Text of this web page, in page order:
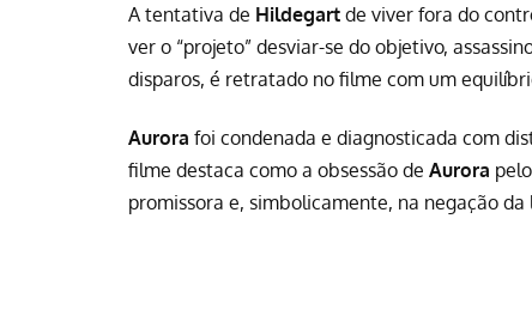
A tentativa de Hildegart de viver fora do
ver o “projeto” desviar-se do objetivo,
disparos, é retratado no filme com um
Aurora foi condenada e diagnosticada com
filme destaca como a obsessão de Aurora
promissora e, simbolicamente, na negação